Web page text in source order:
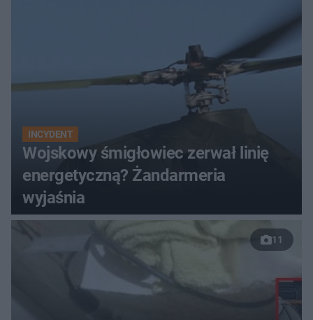
INCYDENT
Wojskowy śmigłowiec zerwał linię
energetyczną? Żandarmeria
wyjaśnia
11